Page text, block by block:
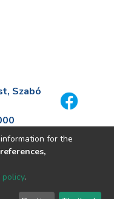
Szabó
for the
policy.